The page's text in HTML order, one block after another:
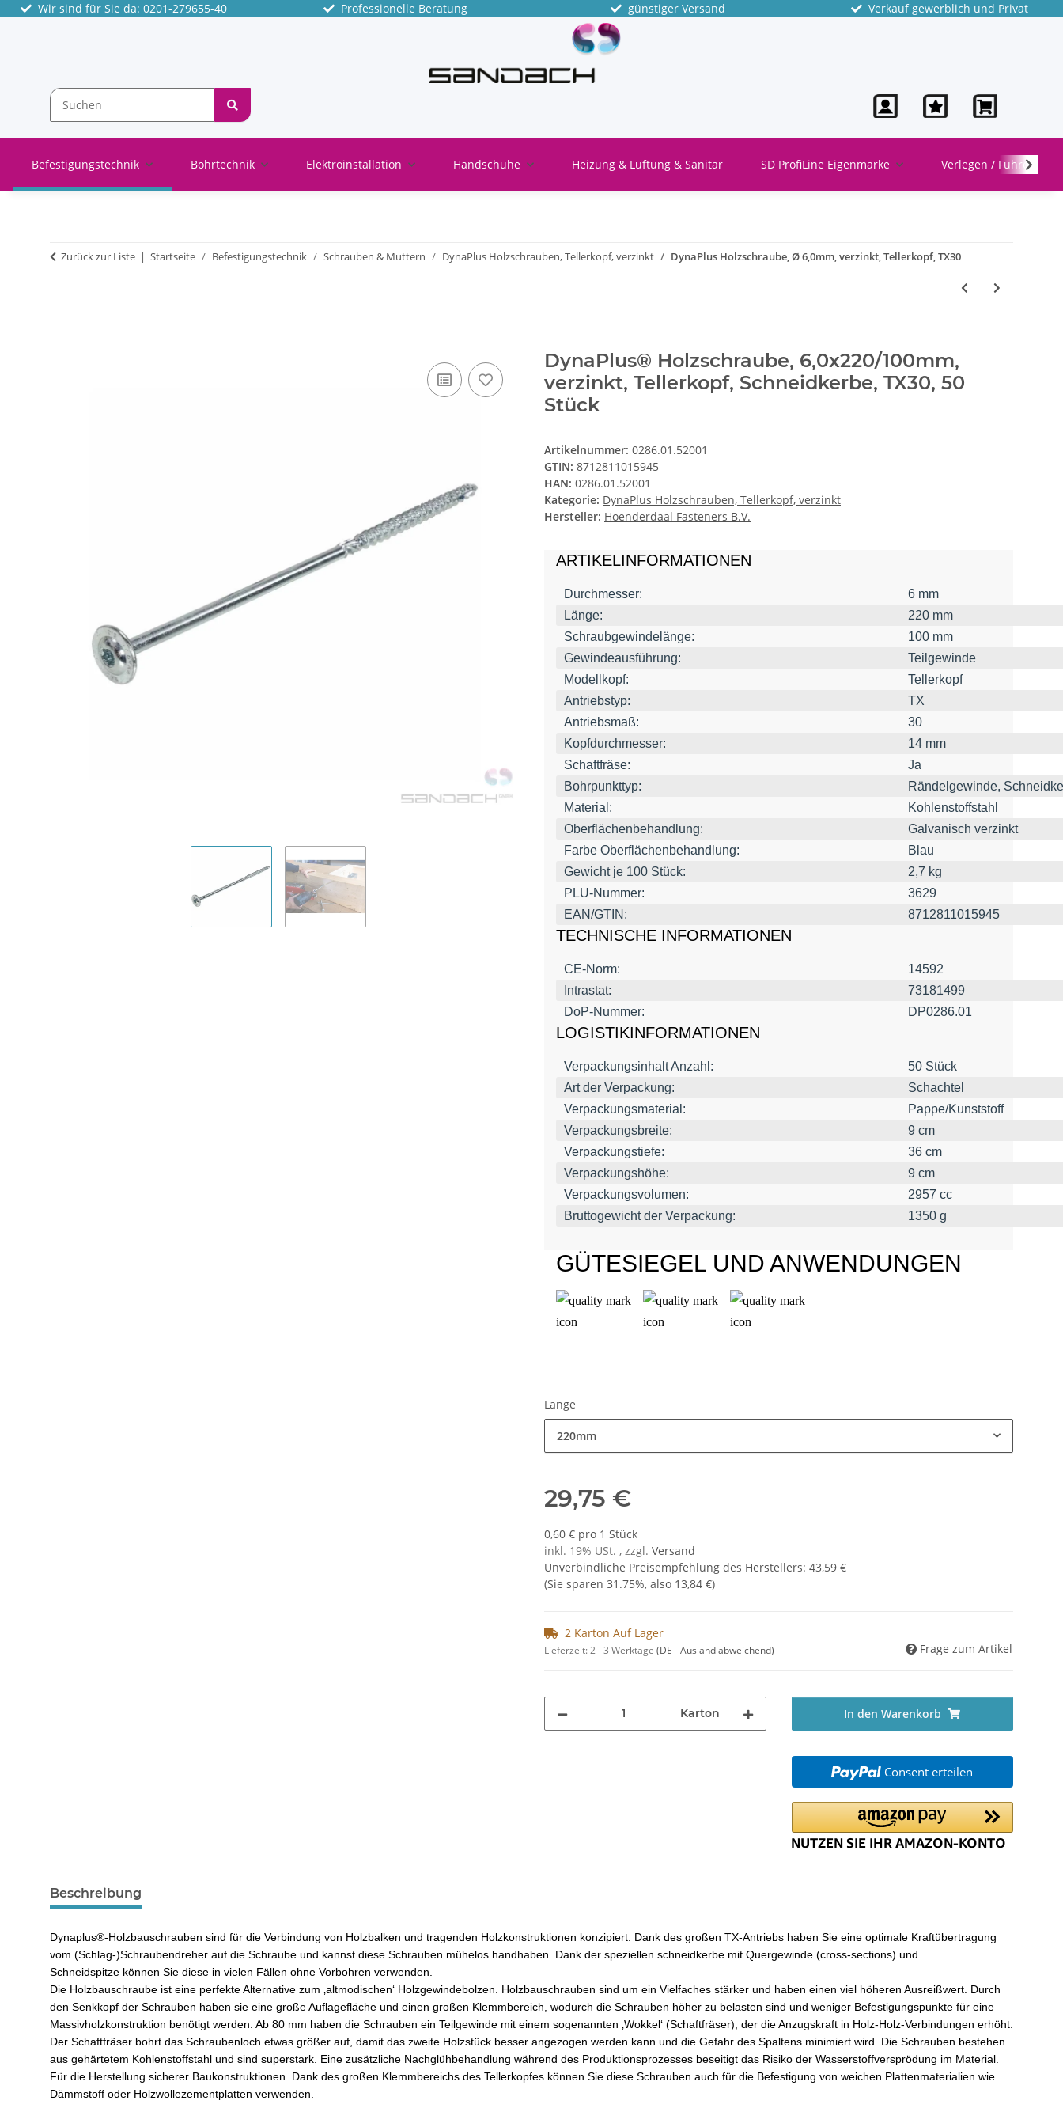
Wir sind für Sie da: 0201-279655-40 Professionelle Beratung günstiger Versand Verkauf gewerblich und Privat
Befestigungstechnik Bohrtechnik Elektroinstallation Handschuhe Heizung & Lüftung & Sanitär SD ProfiLine Eigenmarke Verlegen / Führen
Zurück zur Liste Startseite Befestigungstechnik Schrauben & Muttern DynaPlus Holzschrauben, Tellerkopf, verzinkt DynaPlus Holzschraube, Ø 6,0mm, verzinkt, Tellerkopf, TX30
DynaPlus® Holzschraube, 6,0x220/100mm,
verzinkt, Tellerkopf, Schneidkerbe, TX30, 50
Stück
Artikelnummer: 0286.01.52001
GTIN: 8712811015945
HAN: 0286.01.52001
Kategorie: DynaPlus Holzschrauben, Tellerkopf, verzinkt
Hersteller: Hoenderdaal Fasteners B.V.
ARTIKELINFORMATIONEN
Durchmesser:
6 mm
Länge:
220 mm
Schraubgewindelänge:
100 mm
Gewindeausführung:
Teilgewinde
Modellkopf:
Tellerkopf
Antriebstyp:
TX
Antriebsmaß:
30
Kopfdurchmesser:
14 mm
Schaftfräse:
Ja
Bohrpunkttyp:
Rändelgewinde,
Material:
Kohlenstoffstahl
Oberflächenbehandlung:
Galvanisch verzinkt
Farbe Oberflächenbehandlung:
Blau
Gewicht je 100 Stück:
2,7 kg
PLU-Nummer:
3629
EAN/GTIN:
8712811015945
TECHNISCHE INFORMATIONEN
CE-Norm:
14592
Intrastat:
73181499
DoP-Nummer:
DP0286.01
LOGISTIKINFORMATIONEN
Verpackungsinhalt Anzahl:
50 Stück
Art der Verpackung:
Schachtel
Verpackungsmaterial:
Pappe/Kunststoff
Verpackungsbreite:
9 cm
Verpackungstiefe:
36 cm
Verpackungshöhe:
9 cm
Verpackungsvolumen:
2957 cc
Bruttogewicht der Verpackung:
1350 g
GÜTESIEGEL UND ANWENDUNGEN
Länge
220mm
29,75 €
0,60 € pro 1 Stück
inkl. 19% USt. , zzgl. Versand
Unverbindliche Preisempfehlung des Herstellers: 43,59 €
(Sie sparen 31.75%, also 13,84 €)
2 Karton Auf Lager
Lieferzeit:2 - 3 Werktage (DE - Ausland abweichend) Frage zum Artikel
Karton In den Warenkorb
Consent erteilen
Beschreibung
Dynaplus®-Holzbauschrauben sind für die Verbindung von Holzbalken und tragenden Holzkonstruktionen konzipiert. Dank des großen TX-Antriebs haben Sie eine optimale Kraftübertragung
vom (Schlag-)Schraubendreher auf die Schraube und kannst diese Schrauben mühelos handhaben. Dank der speziellen schneidkerbe mit Quergewinde (cross-sections) und
Schneidspitze können Sie diese in vielen Fällen ohne Vorbohren verwenden.
Die Holzbauschraube ist eine perfekte Alternative zum ‚altmodischen‘ Holzgewindebolzen. Holzbauschrauben sind um ein Vielfaches stärker und haben einen viel höheren Ausreißwert. Durch
den Senkkopf der Schrauben haben sie eine große Auflagefläche und einen großen Klemmbereich, wodurch die Schrauben höher zu belasten sind und weniger Befestigungspunkte für eine
Massivholzkonstruktion benötigt werden. Ab 80 mm haben die Schrauben ein Teilgewinde mit einem sogenannten ‚Wokkel‘ (Schaftfräser), der die Anzugskraft in Holz-Holz-Verbindungen erhöht.
Der Schaftfräser bohrt das Schraubenloch etwas größer auf, damit das zweite Holzstück besser angezogen werden kann und die Gefahr des Spaltens minimiert wird. Die Schrauben bestehen
aus gehärtetem Kohlenstoffstahl und sind superstark. Eine zusätzliche Nachglühbehandlung während des Produktionsprozesses beseitigt das Risiko der Wasserstoffversprödung im Material.
Für die Herstellung sicherer Baukonstruktionen. Dank des großen Klemmbereichs des Tellerkopfes können Sie diese Schrauben auch für die Befestigung von weichen Plattenmaterialien wie
Dämmstoff oder Holzwollezementplatten verwenden.